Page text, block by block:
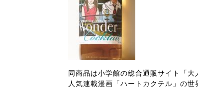
同商品は小学館の総合通販サイト「
人気連載漫画「ハートカクテル」の世